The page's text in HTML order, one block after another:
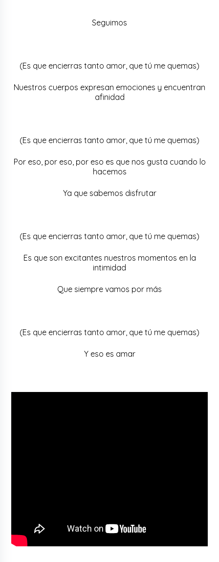
Seguimos
(Es que encierras tanto amor, que tú me quemas)
Nuestros cuerpos expresan emociones y encuentran
afinidad
(Es que encierras tanto amor, que tú me quemas)
Por eso, por eso, por eso es que nos gusta cuando lo
hacemos
Ya que sabemos disfrutar
(Es que encierras tanto amor, que tú me quemas)
Es que son excitantes nuestros momentos en la
intimidad
Que siempre vamos por más
(Es que encierras tanto amor, que tú me quemas)
Y eso es amar